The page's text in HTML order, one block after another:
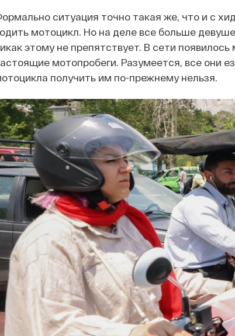
ситуация точно такая же, что и с
мотоцикл. Но на деле все больше
этому не препятствует. В сети
мотопробеги. Разумеется, все они
получить им по-прежнему нельзя.